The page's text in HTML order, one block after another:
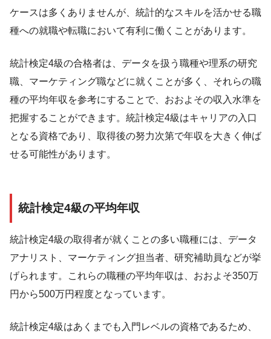
ケースは多くありませんが、統計的なスキルを活かせる職
種への就職や転職において有利に働くことがあります。
統計検定4級の合格者は、データを扱う職種や理系の研究
職、マーケティング職などに就くことが多く、それらの職
種の平均年収を参考にすることで、おおよその収入水準を
把握することができます。統計検定4級はキャリアの入口
となる資格であり、取得後の努力次第で年収を大きく伸ば
せる可能性があります。
統計検定4級の平均年収
統計検定4級の取得者が就くことの多い職種には、データ
アナリスト、マーケティング担当者、研究補助員などが挙
げられます。これらの職種の平均年収は、おおよそ350万
円から500万円程度となっています。
統計検定4級はあくまでも入門レベルの資格であるため、